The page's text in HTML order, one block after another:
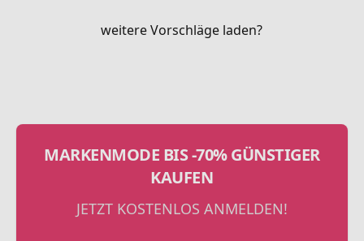
weitere Vorschläge laden?
MARKENMODE BIS -70% GÜNSTIGER
KAUFEN
JETZT KOSTENLOS ANMELDEN!